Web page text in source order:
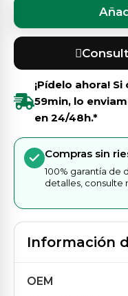
¡Pídelo ahora!
59min, lo
en 24/48h.*
Compras sin
100% garantía de
detalles, consulte
Información
OEM